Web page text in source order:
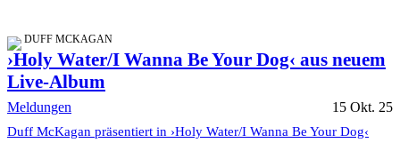
DUFF MCKAGAN
›Holy Water/I Wanna Be Your Dog‹ aus neuem
Live-Album
Meldungen 15 Okt. 25
Duff McKagan präsentiert in ›Holy Water/I Wanna Be Your Dog‹